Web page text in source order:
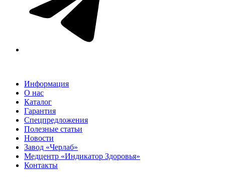
Информация
О нас
Каталог
Гарантия
Спецпредложения
Полезные статьи
Новости
Завод «Черлаб»
Медцентр «Индикатор Здоровья»
Контакты